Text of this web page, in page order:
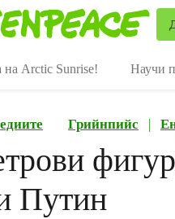
на Arctic Sunrise! Научи
Грийнпийс |
Путин